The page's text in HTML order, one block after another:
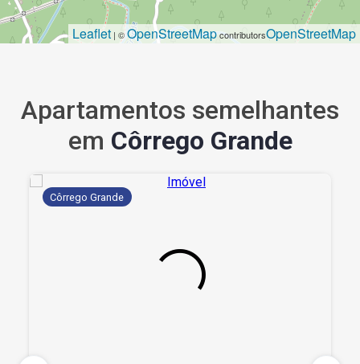
Leaflet | ©OpenStreetMapcontributorsOpenStreetMap
Apartamentos semelhantes
em Côrrego Grande
Côrrego Grande